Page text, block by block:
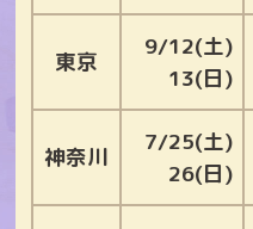
東京
9/12(土)
13(日)
神奈川
7/25(土)
26(日)